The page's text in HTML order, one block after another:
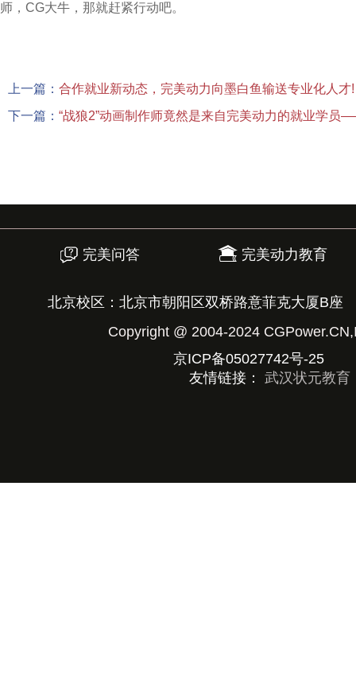
师，CG大牛，那就赶紧行动吧。
上一篇： 合作就业新动态，完美动力向墨白鱼输送专业化人才!
下一篇： “战狼2”动画制作师竟然是来自完美动力的就业学员
完美问答 完美动力教育
北京校区：北京市朝阳区双桥路意菲克大厦B座
Copyright @ 2004-2024
京ICP备05027742号-25
友情链接：武汉状元教育